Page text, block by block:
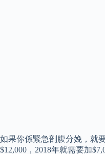
如果你係緊急剖腹分娩，就
$12,000，2018年就需要加